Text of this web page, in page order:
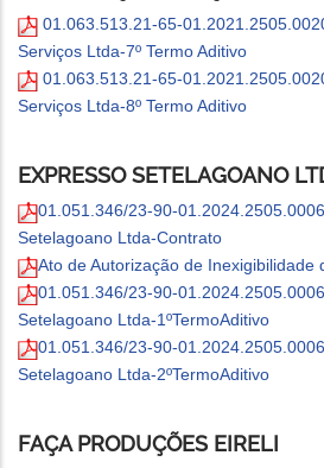
01.063.513.21-65-
Serviços Ltda-7º Termo Aditivo
01.063.513.21-65-
Serviços Ltda-8º Termo Aditivo
EXPRESSO SETELAGOANO
01.051.346/23-90-
Setelagoano Ltda-Contrato
Ato de Autorização de Inexigibilidade
01.051.346/23-90-
Setelagoano Ltda-1ºTermoAditivo
01.051.346/23-90-
Setelagoano Ltda-2ºTermoAditivo
FAÇA PRODUÇÕES EIRELI